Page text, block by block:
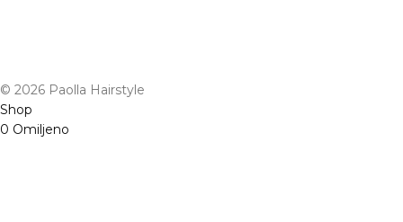
© 2026 Paolla Hairstyle
Shop
0 Omiljeno